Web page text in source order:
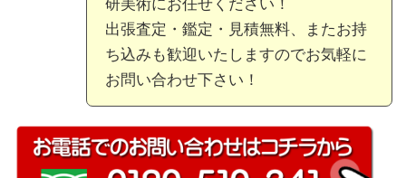
研美術にお任せください！
出張査定・鑑定・見積無料、またお持
ち込みも歓迎いたしますのでお気軽に
お問い合わせ下さい！